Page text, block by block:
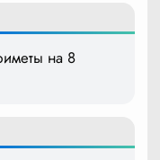
на 8